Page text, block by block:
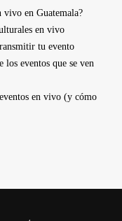
vivo en Guatemala?
en vivo
tu evento
los eventos que se ven
en vivo (y cómo